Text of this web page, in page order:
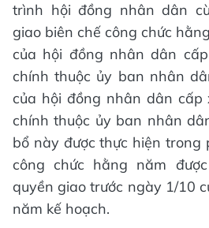
trình hội đồng nhân dân
giao biên chế công chức
của hội đồng nhân dân
chính thuộc ủy ban nhân
của hội đồng nhân dân
chính thuộc ủy ban nhân
bổ này được thực hiện trong
công chức hằng năm
quyền giao trước ngày 1/10
năm kế hoạch.